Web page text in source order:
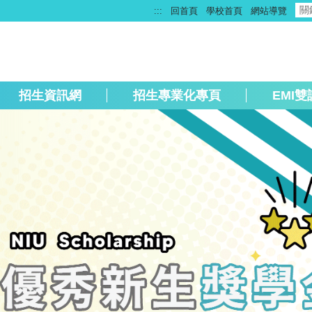
::: 回首頁 學校首頁 網站導覽
招生資訊網 招生專業化專頁 EMI雙